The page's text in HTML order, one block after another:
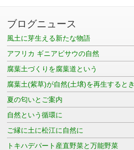
ブログニュース
風土に芽生える新たな物語
アフリカ ギニアビサウの自然
腐葉土づくりを腐葉道という
腐葉土(紫草)が自然(土壌)を再生するとき
夏の匂いとご案内
自然という循環に
ご縁に土に松江に自然に
トキハデパート産直野菜と万能野菜